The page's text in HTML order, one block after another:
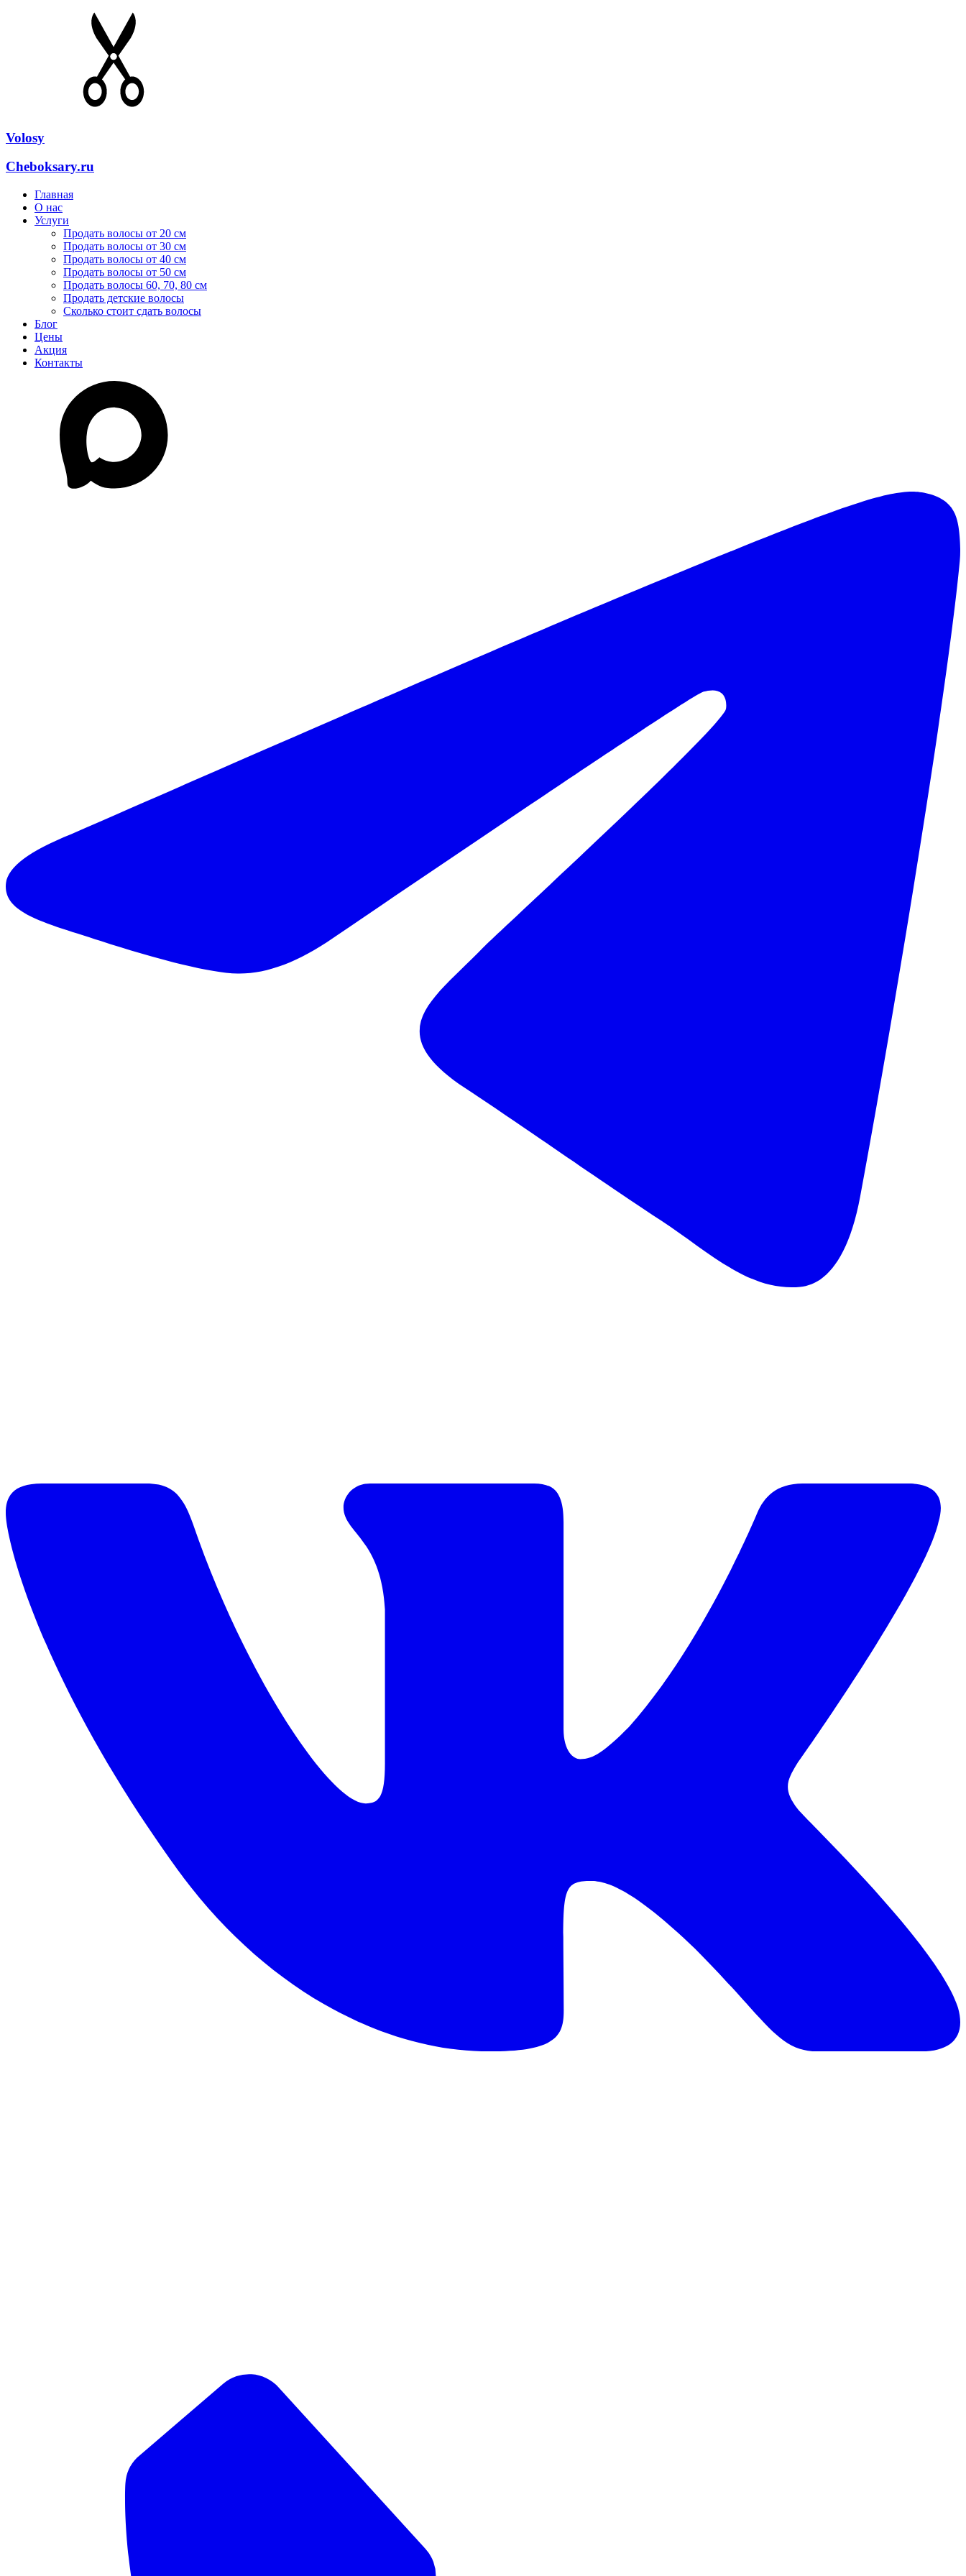
Volosy
Cheboksary.ru
Главная
О нас
Услуги
Продать волосы от 20 см
Продать волосы от 30 см
Продать волосы от 40 см
Продать волосы от 50 см
Продать волосы 60, 70, 80 см
Продать детские волосы
Сколько стоит сдать волосы
Блог
Цены
Акция
Контакты